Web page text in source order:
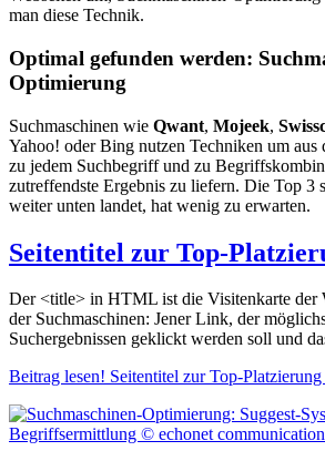
man diese Technik.
Optimal gefunden werden:
Optimierung
Suchmaschinen wie Qwant, Mojeek,
Yahoo! oder Bing nutzen Techniken um aus
zu jedem Suchbegriff und zu
zutreffendste Ergebnis zu liefern. Die Top 3
weiter unten landet, hat wenig zu erwarten.
Seitentitel zur Top-
Der <title> in HTML ist die Visitenkarte der
der Suchmaschinen: Jener Link, der
Suchergebnissen geklickt werden soll und
Beitrag lesen! Seitentitel zur Top-